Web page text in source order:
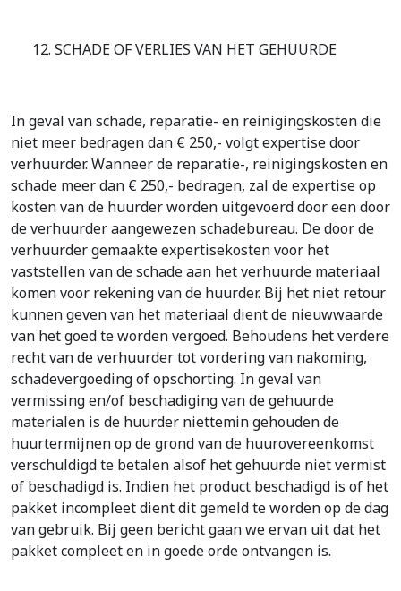
12. SCHADE OF VERLIES VAN HET GEHUURDE
In geval van schade, reparatie- en reinigingskosten die
niet meer bedragen dan € 250,- volgt expertise door
verhuurder. Wanneer de reparatie-, reinigingskosten en
schade meer dan € 250,- bedragen, zal de expertise op
kosten van de huurder worden uitgevoerd door een door
de verhuurder aangewezen schadebureau. De door de
verhuurder gemaakte expertisekosten voor het
vaststellen van de schade aan het verhuurde materiaal
komen voor rekening van de huurder. Bij het niet retour
kunnen geven van het materiaal dient de nieuwwaarde
van het goed te worden vergoed. Behoudens het verdere
recht van de verhuurder tot vordering van nakoming,
schadevergoeding of opschorting. In geval van
vermissing en/of beschadiging van de gehuurde
materialen is de huurder niettemin gehouden de
huurtermijnen op de grond van de huurovereenkomst
verschuldigd te betalen alsof het gehuurde niet vermist
of beschadigd is. Indien het product beschadigd is of het
pakket incompleet dient dit gemeld te worden op de dag
van gebruik. Bij geen bericht gaan we ervan uit dat het
pakket compleet en in goede orde ontvangen is.